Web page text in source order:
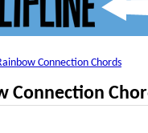
Connection Chords
Connection